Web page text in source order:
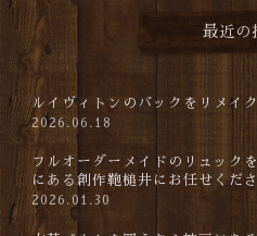
最近の
ルイヴィトンのバックをリメイ
2026.06.18
フルオーダーメイドのリュック
にある創作鞄槌井にお任せくだ
2026.01.30